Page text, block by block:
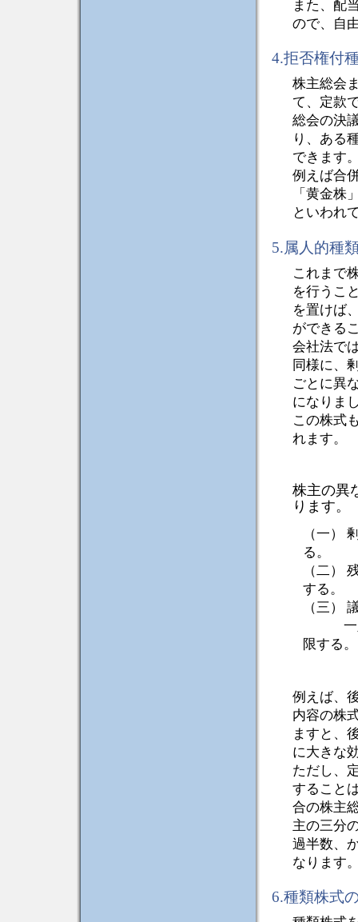
また、配
ので、自
4.拒否権付
株主総会
て、定款
総会の決
り、ある
できます
例えば合
「黄金株
といわれ
5.属人的種
これまで
を行うこ
を置けば
ができる
会社法で
同様に、
ごとに異
になりま
この株式
れます。
株主の異
ります。
（一）
る。
（二）
する。
（三）
一定
限する。
例えば、
内容の株
ますと、
に大きな
ただし、
すること
合の株主
主の三分
過半数、
なります
6.種類株式